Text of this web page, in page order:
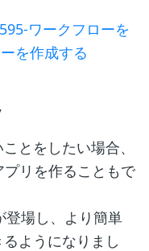
ワークフローを
を作成する
とをしたい場合、
リを作ることもで
登場し、より簡単
ようになりまし